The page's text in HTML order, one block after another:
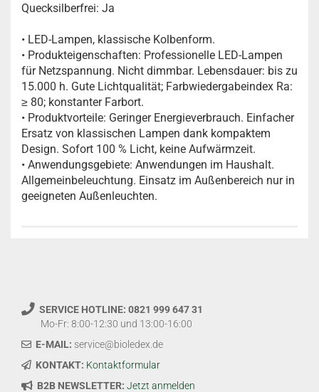
Quecksilberfrei: Ja
• LED-Lampen, klassische Kolbenform.
• Produkteigenschaften: Professionelle LED-Lampen
für Netzspannung. Nicht dimmbar. Lebensdauer: bis zu
15.000 h. Gute Lichtqualität; Farbwiedergabeindex Ra:
≥ 80; konstanter Farbort.
• Produktvorteile: Geringer Energieverbrauch. Einfacher
Ersatz von klassischen Lampen dank kompaktem
Design. Sofort 100 % Licht, keine Aufwärmzeit.
• Anwendungsgebiete: Anwendungen im Haushalt.
Allgemeinbeleuchtung. Einsatz im Außenbereich nur in
geeigneten Außenleuchten.
SERVICE HOTLINE: 0821 999 647 31
Mo-Fr: 8:00-12:30 und 13:00-16:00
E-MAIL: service@bioledex.de
KONTAKT: Kontaktformular
B2B NEWSLETTER: Jetzt anmelden